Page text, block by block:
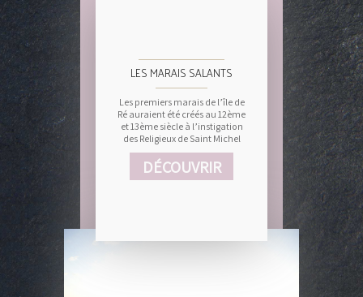
LES MARAIS SALANTS
Les premiers marais de l’île de
Ré auraient été créés au 12ème
et 13ème siècle à l’instigation
des Religieux de Saint Michel
DÉCOUVRIR